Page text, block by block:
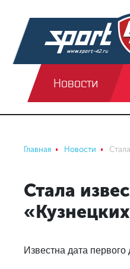
Новости
Главная Новости
Стала
Известна дата